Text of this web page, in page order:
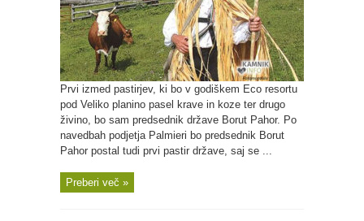
Prvi izmed pastirjev, ki bo v godiškem Eco resortu
pod Veliko planino pasel krave in koze ter drugo
živino, bo sam predsednik države Borut Pahor. Po
navedbah podjetja Palmieri bo predsednik Borut
Pahor postal tudi prvi pastir države, saj se ...
Preberi več »